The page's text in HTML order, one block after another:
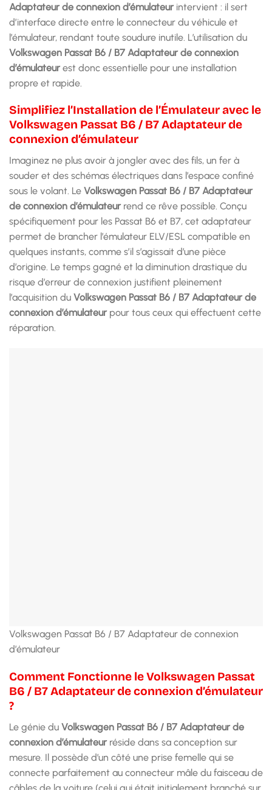
Adaptateur de connexion d’émulateurintervient : il sert
d’interface directe entre le connecteur du véhicule et
l’émulateur, rendant toute soudure inutile. L’utilisation du
Volkswagen Passat B6 / B7 Adaptateur de connexion
d’émulateurest donc essentielle pour une installation
propre et rapide.
Simplifiez l’Installation de l’Émulateur avec le
Volkswagen Passat B6 / B7 Adaptateur de
connexion d’émulateur
Imaginez ne plus avoir à jongler avec des fils, un fer à
souder et des schémas électriques dans l’espace confiné
sous le volant. Le Volkswagen Passat B6 / B7 Adaptateur
de connexion d’émulateurrend ce rêve possible. Conçu
spécifiquement pour les Passat B6 et B7, cet adaptateur
permet de brancher l’émulateur ELV/ESL compatible en
quelques instants, comme s’il s’agissait d’une pièce
d’origine. Le temps gagné et la diminution drastique du
risque d’erreur de connexion justifient pleinement
l’acquisition du Volkswagen Passat B6 / B7 Adaptateur de
connexion d’émulateurpour tous ceux qui effectuent cette
réparation.
Volkswagen Passat B6 / B7 Adaptateur de connexion
d’émulateur
Comment Fonctionne le Volkswagen Passat
B6 / B7 Adaptateur de connexion d’émulateur
?
Le génie du Volkswagen Passat B6 / B7 Adaptateur de
connexion d’émulateurréside dans sa conception sur
mesure. Il possède d’un côté une prise femelle qui se
connecte parfaitement au connecteur mâle du faisceau de
câbles de la voiture (celui qui était initialement branché sur